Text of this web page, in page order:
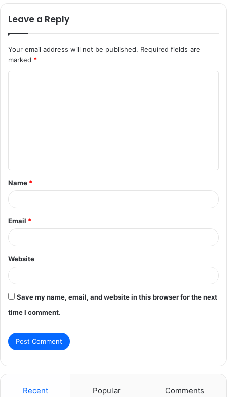
Leave a Reply
Your email address will not be published. Required fields are
marked *
t
*
Name *
Email *
Website
Save my name, email, and website in this browser for the next
time I comment.
Recent Popular Comments